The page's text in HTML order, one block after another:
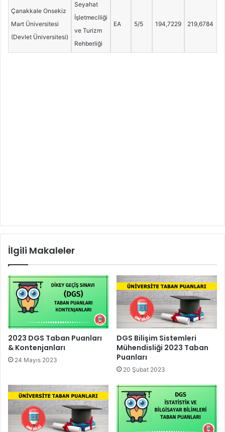
Çanakkale Onsekiz
Mart Üniversitesi
(Devlet Üniversitesi)
Seyahat
İşletmeciliği
ve Turizm
Rehberliği
EA 5/5 194,7229 219,6784
İlgili Makaleler
2023 DGS Taban Puanları
& Kontenjanları
24 Mayıs 2023
DGS Bilişim Sistemleri
Mühendisliği 2023 Taban
Puanları
20 Şubat 2023